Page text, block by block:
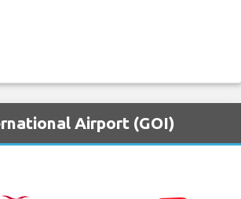
Airport (GOI)